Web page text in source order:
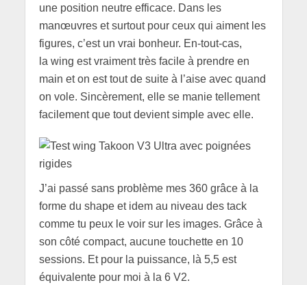
une position neutre efficace. Dans les
manœuvres et surtout pour ceux qui aiment les
figures, c’est un vrai bonheur. En-tout-cas,
la wing est vraiment très facile à prendre en
main et on est tout de suite à l’aise avec quand
on vole. Sincèrement, elle se manie tellement
facilement que tout devient simple avec elle.
J’ai passé sans problème mes 360 grâce à la
forme du shape et idem au niveau des tack
comme tu peux le voir sur les images. Grâce à
son côté compact, aucune touchette en 10
sessions. Et pour la puissance, là 5,5 est
équivalente pour moi à la 6 V2.